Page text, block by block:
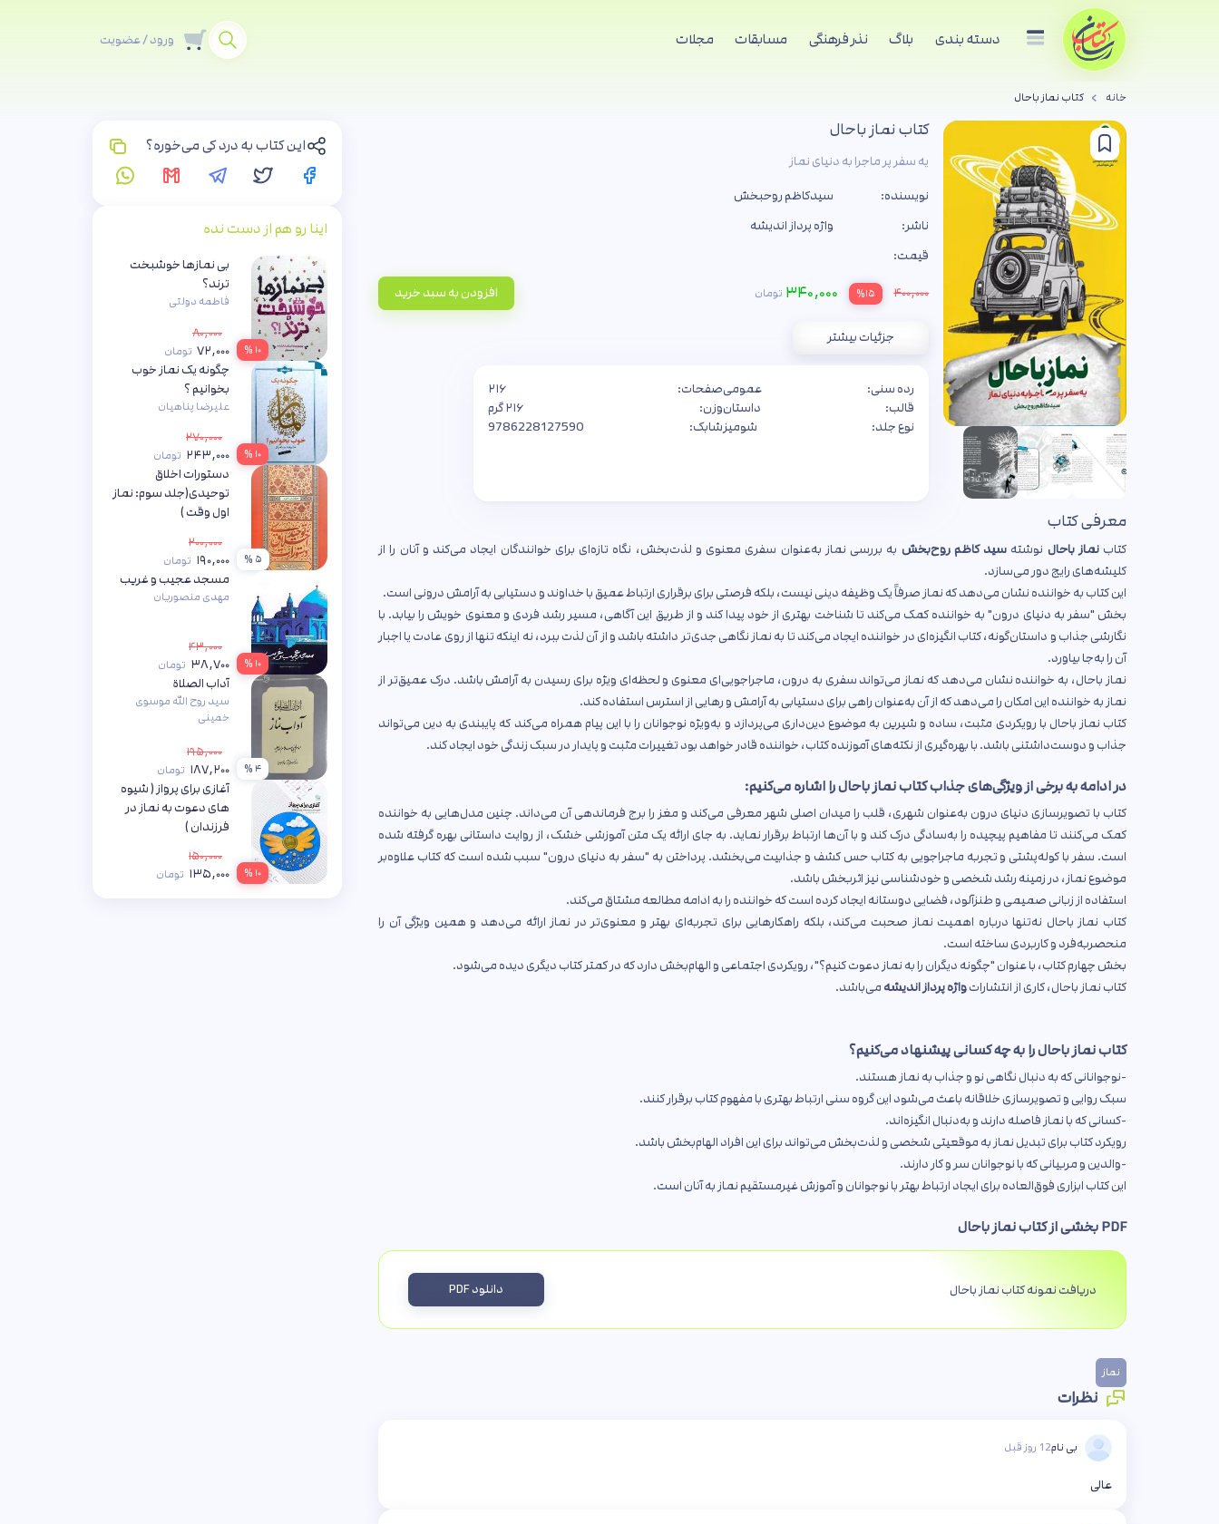
دسته بندی بلاگ نذر فرهنگی مسابقات مجلات ورود / عضویت
خانه کتاب نماز باحال
کتاب نماز باحال
یه سفر پر ماجرا به دنیای نماز
نویسنده:
سیدکاظم روحبخش
ناشر:
واژه پرداز اندیشه
قیمت:
۴۰۰,۰۰۰ %۱۵ ۳۴۰,۰۰۰ تومان افزودن به سبد خرید
جزئیات بیشتر
رده سنی:
عمومی
قالب:
داستان
نوع جلد:
شومیز
صفحات:
۲۱۶
وزن:
۲۱۶ گرم
شابک:
9786228127590
معرفی کتاب
کتاب نماز باحال نوشته سید کاظم روح‌بخش به بررسی نماز به‌عنوان سفری معنوی و لذت‌بخش، نگاه تازه‌ای برای خوانندگان ایجاد می‌کند و آنان را از
کلیشه‌های رایج دور می‌سازد.
این کتاب به خواننده نشان می‌دهد که نماز صرفاً یک وظیفه دینی نیست، بلکه فرصتی برای برقراری ارتباط عمیق با خداوند و دستیابی به آرامش درونی است.
بخش "سفر به دنیای درون" به خواننده کمک می‌کند تا شناخت بهتری از خود پیدا کند و از طریق این آگاهی، مسیر رشد فردی و معنوی خویش را بیابد. با
نگارشی جذاب و داستان‌گونه، کتاب انگیزه‌ای در خواننده ایجاد می‌کند تا به نماز نگاهی جدی‌تر داشته باشد و از آن لذت ببرد، نه اینکه تنها از روی عادت یا اجبار
آن را به‌جا بیاورد.
نماز باحال، به خواننده نشان می‌دهد که نماز می‌تواند سفری به درون، ماجراجویی‌ای معنوی و لحظه‌ای ویژه برای رسیدن به آرامش باشد. درک عمیق‌تر از
نماز به خواننده این امکان را می‌دهد که از آن به‌عنوان راهی برای دستیابی به آرامش و رهایی از استرس استفاده کند.
کتاب نماز باحال با رویکردی مثبت، ساده و شیرین به موضوع دین‌داری می‌پردازد و به‌ویژه نوجوانان را با این پیام همراه می‌کند که پایبندی به دین می‌تواند
جذاب و دوست‌داشتنی باشد. با بهره‌گیری از نکته‌های آموزنده کتاب، خواننده قادر خواهد بود تغییرات مثبت و پایدار در سبک زندگی خود ایجاد کند.
در ادامه به برخی از ویژگی‌های جذاب کتاب نماز باحال را اشاره می‌کنیم:
کتاب با تصویرسازی دنیای درون به‌عنوان شهری، قلب را میدان اصلی شهر معرفی می‌کند و مغز را برج فرماندهی آن می‌داند. چنین مدل‌هایی به خواننده
کمک می‌کنند تا مفاهیم پیچیده را به‌سادگی درک کند و با آن‌ها ارتباط برقرار نماید. به جای ارائه یک متن آموزشی خشک، از روایت داستانی بهره گرفته شده‌
است. سفر با کوله‌پشتی و تجربه ماجراجویی به کتاب حس کشف و جذابیت می‌بخشد. پرداختن به "سفر به دنیای درون" سبب شده است که کتاب علاوه‌بر
موضوع نماز، در زمینه رشد شخصی و خودشناسی نیز اثربخش باشد.
استفاده از زبانی صمیمی و طنزآلود، فضایی دوستانه ایجاد کرده است که خواننده را به ادامه مطالعه مشتاق می‌کند.
کتاب نماز باحال نه‌تنها درباره اهمیت نماز صحبت می‌کند، بلکه راهکارهایی برای تجربه‌ای بهتر و معنوی‌تر در نماز ارائه می‌دهد و همین ویژگی آن را
منحصربه‌فرد و کاربردی ساخته است.
بخش چهارم کتاب، با عنوان "چگونه دیگران را به نماز دعوت کنیم؟"، رویکردی اجتماعی و الهام‌بخش دارد که در کمتر کتاب دیگری دیده می‌شود.
کتاب نماز باحال، کاری از انتشاراتواژه پرداز اندیشه می‌باشد.
کتاب نماز باحال را به چه کسانی پیشنهاد می‌کنیم؟
-نوجوانانی که به دنبال نگاهی نو و جذاب به نماز هستند.
سبک روایی و تصویرسازی خلاقانه باعث می‌شود این گروه سنی ارتباط بهتری با مفهوم کتاب برقرار کنند.
-کسانی که با نماز فاصله دارند و به‌دنبال انگیزه‌اند.
رویکرد کتاب برای تبدیل نماز به موقعیتی شخصی و لذت‌بخش می‌تواند برای این افراد الهام‌بخش باشد.
-والدین و مربیانی که با نوجوانان سر و کار دارند.
این کتاب ابزاری فوق‌العاده برای ایجاد ارتباط بهتر با نوجوانان و آموزش غیرمستقیم نماز به آنان است.
PDF بخشی از کتاب نماز باحال
دریافت نمونه کتاب نماز باحال دانلود PDF
نماز
نظرات
بی نام12 روز قبل
عالی
این کتاب به درد کی می‌خوره؟
اینا رو هم از دست نده
۱۰ %
بی نمازها خوشبخت
ترند؟
فاطمه دولتی
۸۰,۰۰۰
۷۲,۰۰۰ تومان
۱۰ %
چگونه یک نماز خوب
بخوانیم ؟
علیرضا پناهیان
۲۷۰,۰۰۰
۲۴۳,۰۰۰ تومان
۵ %
دستورات اخلاق
توحیدی(جلد سوم: نماز
اول وقت )
مهدی امیری
۲۰۰,۰۰۰
۱۹۰,۰۰۰ تومان
۱۰ %
مسجد عجیب و غریب
مهدی منصوریان
۴۳,۰۰۰
۳۸,۷۰۰ تومان
۴ %
آداب الصلاة
سید روح الله موسوی
خمینی
۱۹۵,۰۰۰
۱۸۷,۲۰۰ تومان
۱۰ %
آغازی برای پرواز ( شیوه
های دعوت به نماز در
فرزندان )
۱۵۰,۰۰۰
۱۳۵,۰۰۰ تومان